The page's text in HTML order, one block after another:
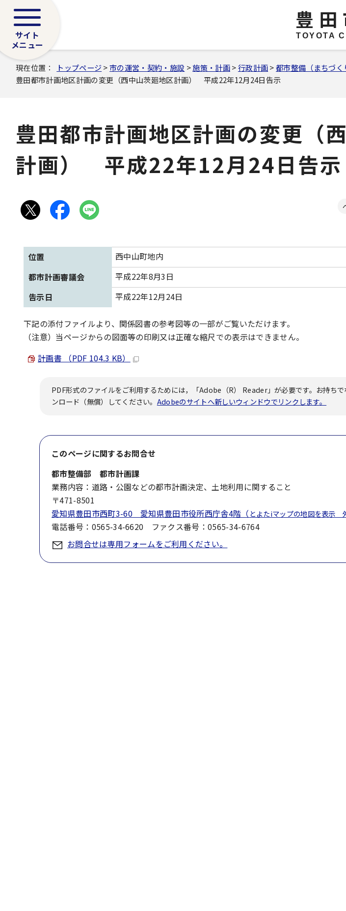
豊田
TOYOTA
サイト
メニュー
現在位置： トップページ >市の運営・契約・施設 >施策・計画>行政計画>都市整備（まちづく
豊田都市計画地区計画の変更（西中山茨廻地区計画） 平成22年12月24日告示
豊田都市計画地区計画の変更（
計画） 平成22年12月24日告示
位置
西中山町地内
都市計画審議会
平成22年8月3日
告示日
平成22年12月24日
下記の添付ファイルより、関係図書の参考図等の一部がご覧いただけます。
（注意）当ページからの図面等の印刷又は正確な縮尺での表示はできません。
計画書 （PDF 104.3 KB）
PDF形式のファイルをご利用するためには，「Adobe（R） Reader」が必要です。お持ち
ンロード（無償）してください。 Adobeのサイトへ新しいウィンドウでリンクします。
このページに関するお問合せ
都市整備部 都市計画課
業務内容：道路・公園などの都市計画決定、土地利用に関すること
〒471-8501
愛知県豊田市西町3-60 愛知県豊田市役所西庁舎4階（ とよたiマップの地図を表示
電話番号：0565-34-6620 ファクス番号：0565-34-6764
お問合せは専用フォームをご利用ください。